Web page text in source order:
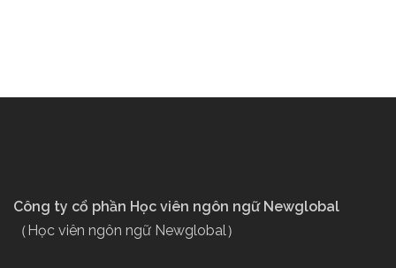
Công ty cổ phần Học viên ngôn ngữ Newglobal
（Học viên ngôn ngữ Newglobal）